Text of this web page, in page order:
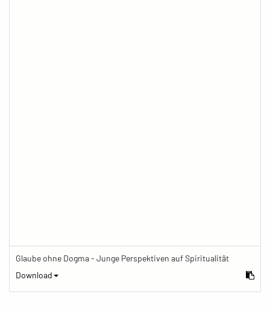
Glaube ohne Dogma - Junge Perspektiven auf Spiritualität
Download